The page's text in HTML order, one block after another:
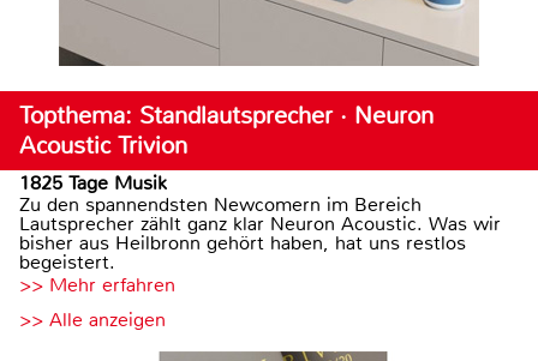
Topthema: Standlautsprecher · Neuron
Acoustic Trivion
1825 Tage Musik
Zu den spannendsten Newcomern im Bereich
Lautsprecher zählt ganz klar Neuron Acoustic. Was wir
bisher aus Heilbronn gehört haben, hat uns restlos
begeistert.
>> Mehr erfahren
>> Alle anzeigen